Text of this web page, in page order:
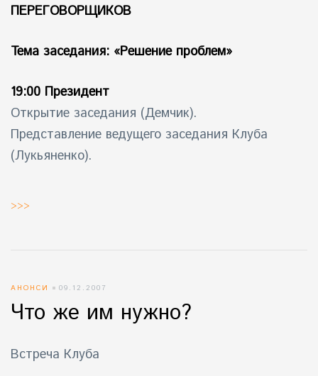
ПЕРЕГОВОРЩИКОВ
Тема заседания: «Решение проблем»
19:00 Президент
Открытие заседания (Демчик).
Представление ведущего заседания Клуба
(Лукьяненко).
>>>
АНОНСИ 09.12.2007
Что же им нужно?
Встреча Клуба